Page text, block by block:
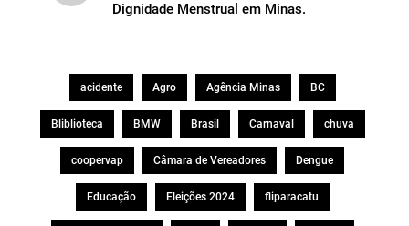
Dignidade Menstrual em Minas.
acidente Agro Agência Minas BC
Bliblioteca BMW Brasil Carnaval chuva
coopervap Câmara de Vereadores Dengue
Educação Eleições 2024 fliparacatu